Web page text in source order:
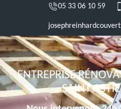
05 33 06 10 59
ENTREPRISE
SAINT